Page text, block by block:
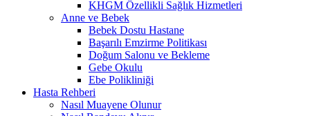
KHGM Özellikli Sağlık Hizmetleri
Anne ve Bebek
Bebek Dostu Hastane
Başarılı Emzirme Politikası
Doğum Salonu ve Bekleme
Gebe Okulu
Ebe Polikliniği
Hasta Rehberi
Nasıl Muayene Olunur